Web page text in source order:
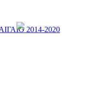
2014-2020